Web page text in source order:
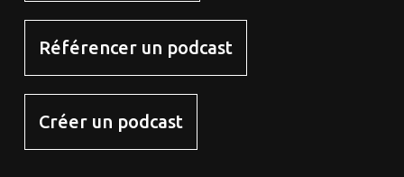
Référencer un podcast
Créer un podcast